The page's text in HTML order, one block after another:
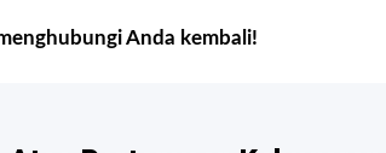
Anda kembali!